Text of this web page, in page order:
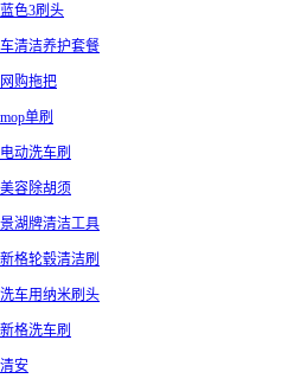
蓝色3刷头
车清洁养护套餐
网购拖把
mop单刷
电动洗车刷
美容除胡须
景湖牌清洁工具
新格轮毂清洁刷
洗车用纳米刷头
新格洗车刷
清安